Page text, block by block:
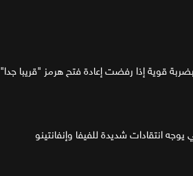
قوية إذا رفضت إعادة فتح هرمز "قريبا جدا"
يوجه انتقادات شديدة للفيفا وإنفانتينو